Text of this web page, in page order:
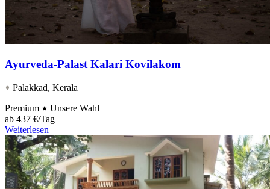
Ayurveda-Palast Kalari Kovilakom
Palakkad, Kerala
Premium
Unsere Wahl
ab 437 €/Tag
Weiterlesen